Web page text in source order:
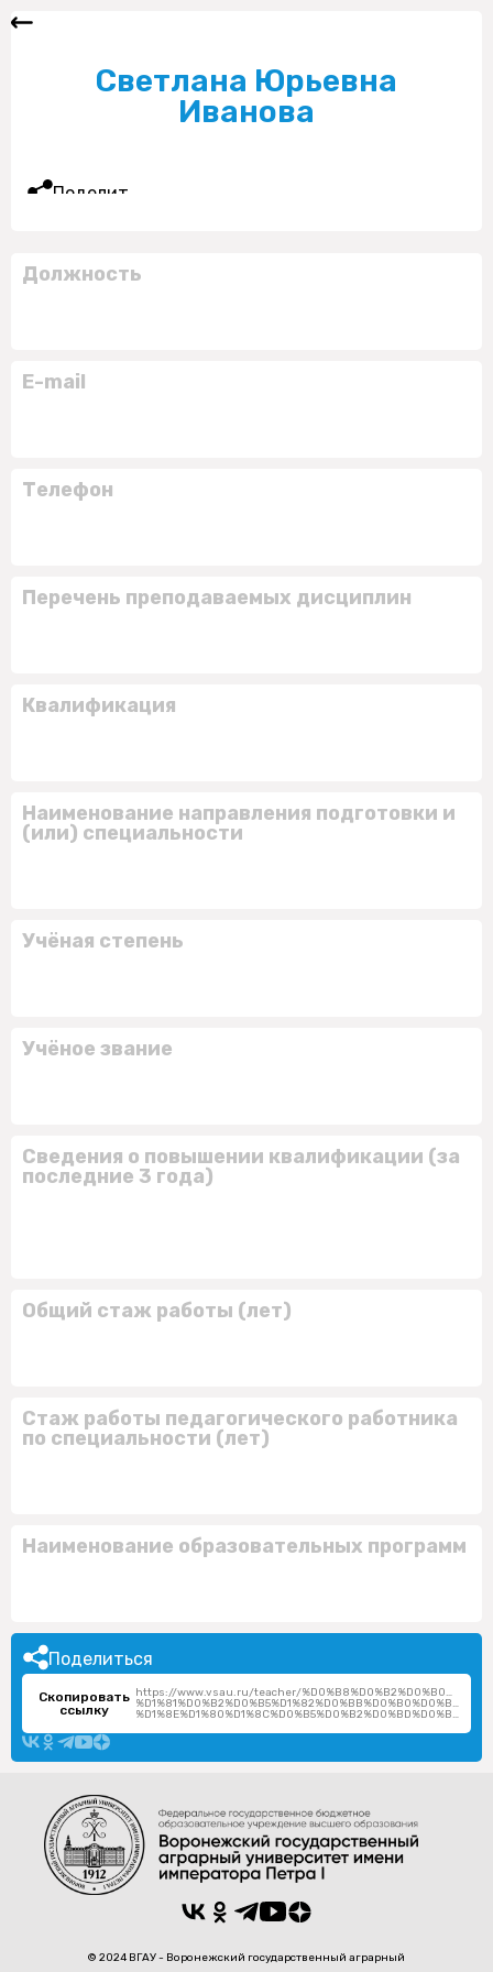
Светлана Юрьевна
Иванова
Поделиться
Должность
E-mail
Телефон
Перечень преподаваемых дисциплин
Квалификация
Наименование направления подготовки и
(или) специальности
Учёная степень
Учёное звание
Сведения о повышении квалификации (за
последние 3 года)
Общий стаж работы (лет)
Стаж работы педагогического работника
по специальности (лет)
Наименование образовательных программ
Поделиться
Скопировать
ссылку
https://www.vsau.ru/teacher/
%D1%8E%D1%80%D1%8C%D0%B5%D0%B2%D0%BD%D0%B0/
© 2024 ВГАУ - Воронежский государственный аграрный